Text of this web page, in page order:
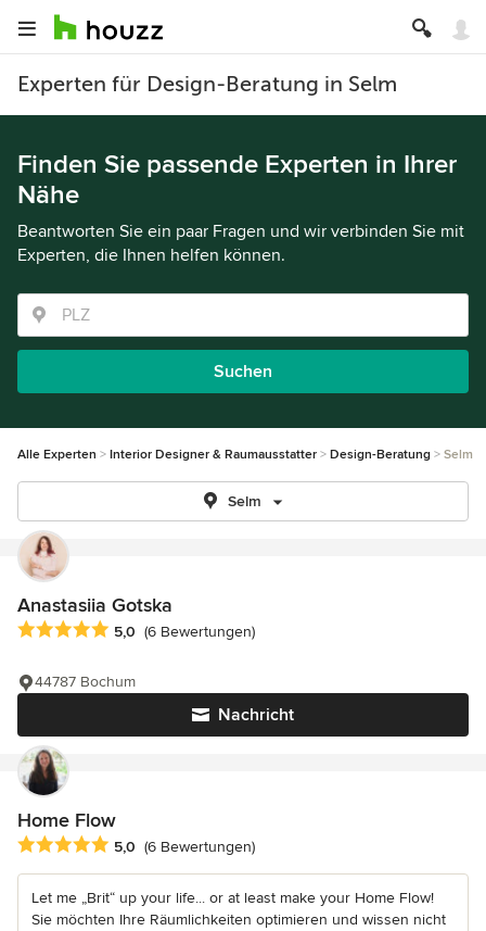
Experten für Design-Beratung in Selm
Finden Sie passende Experten in Ihrer
Nähe
Beantworten Sie ein paar Fragen und wir verbinden Sie mit
Experten, die Ihnen helfen können.
Suchen
Alle Experten Interior Designer & Raumausstatter Design-Beratung Selm
Selm
Anastasiia Gotska
Durchschnittliche Bewertung: 5 von 5 Sternen
5,0 (6 Bewertungen)
Nachricht
44787 Bochum
Home Flow
Durchschnittliche Bewertung: 5 von 5 Sternen
5,0 (6 Bewertungen)
Let me „Brit“ up your life... or at least make your Home Flow!
Sie möchten Ihre Räumlichkeiten optimieren und wissen nicht